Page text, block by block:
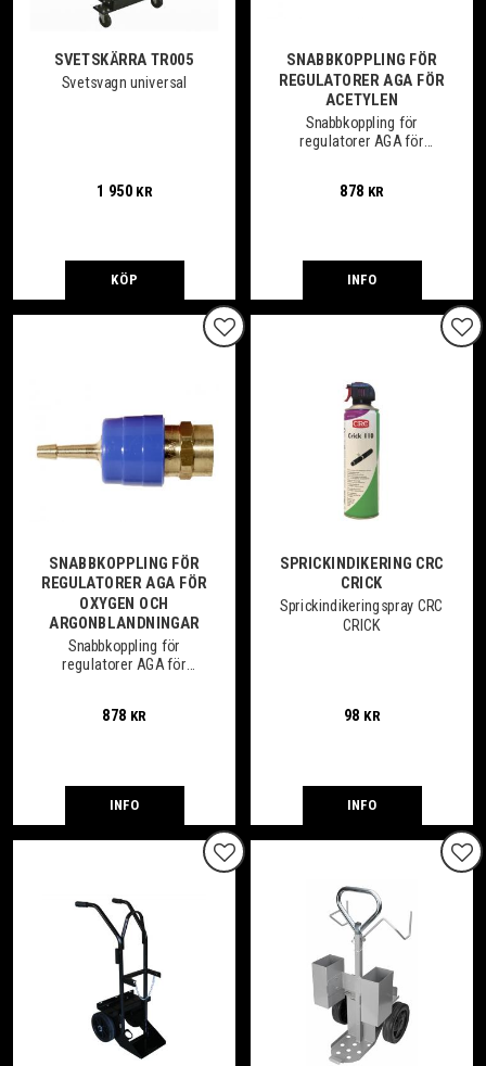
SVETSKÄRRA TR005
Svetsvagn universal
1 950KR
KÖP
SNABBKOPPLING FÖR
REGULATORER AGA FÖR
ACETYLEN
Snabbkoppling för
regulatorer AGA för
878 KR
INFO
SNABBKOPPLING FÖR
REGULATORER AGA FÖR
OXYGEN OCH
ARGONBLANDNINGAR
Snabbkoppling för
regulatorer AGA för
878 KR
Lägg till i favoriter
INFO
SPRICKINDIKERING CRC
CRICK
Sprickindikeringspray CRC
CRICK
98 KR
INFO
Lägg till i favoriter